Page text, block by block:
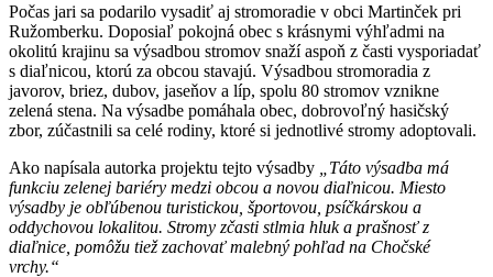
Počas jari sa podarilo vysadiť aj stromoradie v obci Martinček pri
Ružomberku. Doposiaľ pokojná obec s krásnymi výhľadmi na
okolitú krajinu sa výsadbou stromov snaží aspoň z časti vysporiadať
s diaľnicou, ktorú za obcou stavajú. Výsadbou stromoradia z
javorov, briez, dubov, jaseňov a líp, spolu 80 stromov vznikne
zelená stena. Na výsadbe pomáhala obec, dobrovoľný hasičský
zbor, zúčastnili sa celé rodiny, ktoré si jednotlivé stromy adoptovali.
Ako napísala autorka projektu tejto výsadby
„Táto výsadba má
funkciu zelenej bariéry medzi obcou a novou diaľnicou. Miesto
výsadby je obľúbenou turistickou, športovou, psíčkárskou a
oddychovou lokalitou. Stromy zčasti stlmia hluk a prašnosť z
diaľnice, pomôžu tiež zachovať malebný pohľad na Chočské
vrchy.“